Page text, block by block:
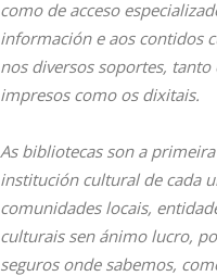
como de acceso
información e aos contidos
nos diversos soportes, tanto
impresos como os dixitais.
As bibliotecas son a primeira
institución cultural de cada
comunidades locais,
culturais sen ánimo lucro,
seguros onde sabemos,